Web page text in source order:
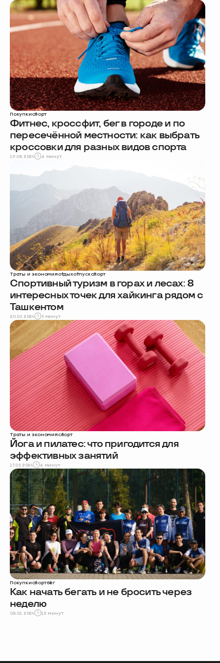
Покупкиспорт
Фитнес, кроссфит, бег в городе и по
пересечённой местности: как выбрать
кроссовки для разных видов спорта
19.08.2024 6 минут
Траты и экономияотдыхотпускспорт
Спортивный туризм в горах и лесах: 8
интересных точек для хайкинга рядом с
Ташкентом
20.05.2024 5 минут
Траты и экономияспорт
Йога и пилатес: что пригодится для
эффективных занятий
17.05.2024 6 минут
Покупкиспортбег
Как начать бегать и не бросить через
неделю
08.01.2024 12 минут